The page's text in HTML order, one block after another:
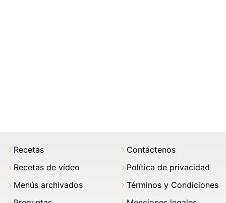
Recetas
Recetas de vídeo
Menús archivados
Contáctenos
Política de privacidad
Términos y Condiciones